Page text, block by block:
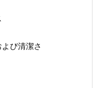
び清潔さ